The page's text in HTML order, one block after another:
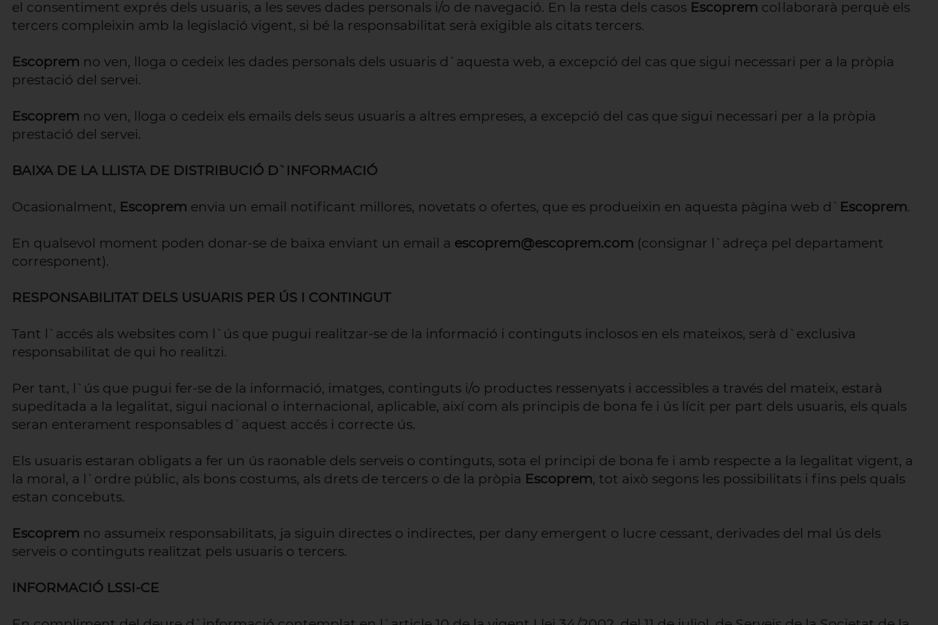
el consentiment exprés dels usuaris, a les seves dades personals i/o de navegació. En la resta dels casos Escoprem col·laborarà perquè els
tercers compleixin amb la legislació vigent, si bé la responsabilitat serà exigible als citats tercers.
Escoprem no ven, lloga o cedeix les dades personals dels usuaris d`aquesta web, a excepció del cas que sigui necessari per a la pròpia
prestació del servei.
Escoprem no ven, lloga o cedeix els emails dels seus usuaris a altres empreses, a excepció del cas que sigui necessari per a la pròpia
prestació del servei.
BAIXA DE LA LLISTA DE DISTRIBUCIÓ D`INFORMACIÓ
Ocasionalment, Escoprem envia un email notificant millores, novetats o ofertes, que es produeixin en aquesta pàgina web d` Escoprem.
En qualsevol moment poden donar-se de baixa enviant un email a escoprem@escoprem.com (consignar l`adreça pel departament
corresponent).
RESPONSABILITAT DELS USUARIS PER ÚS I CONTINGUT
Tant l`accés als websites com l`ús que pugui realitzar-se de la informació i continguts inclosos en els mateixos, serà d`exclusiva
responsabilitat de qui ho realitzi.
Per tant, l`ús que pugui fer-se de la informació, imatges, continguts i/o productes ressenyats i accessibles a través del mateix, estarà
supeditada a la legalitat, sigui nacional o internacional, aplicable, així com als principis de bona fe i ús lícit per part dels usuaris, els quals
seran enterament responsables d`aquest accés i correcte ús.
Els usuaris estaran obligats a fer un ús raonable dels serveis o continguts, sota el principi de bona fe i amb respecte a la legalitat vigent, a
la moral, a l`ordre públic, als bons costums, als drets de tercers o de la pròpia Escoprem, tot això segons les possibilitats i fins pels quals
estan concebuts.
Escoprem no assumeix responsabilitats, ja siguin directes o indirectes, per dany emergent o lucre cessant, derivades del mal ús dels
serveis o continguts realitzat pels usuaris o tercers.
INFORMACIÓ LSSI-CE